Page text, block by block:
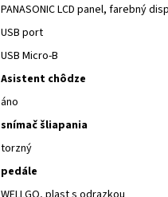
PANASONIC LCD panel, farebný
USB port
USB Micro-B
Asistent chôdze
áno
snímač šliapania
torzný
pedále